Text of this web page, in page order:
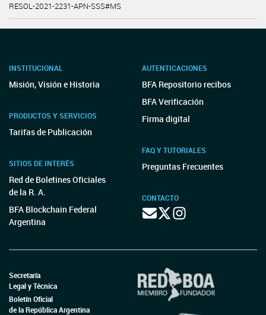
RESOL-2021-2231-APN-SSS#MS
INSTITUCIONAL
Misión, Visión e Historia
PRODUCTOS Y SERVICIOS
Tarifas de Publicación
SITIOS DE INTERÉS
Red de Boletines Oficiales
de la R. A.
BFA Blockchain Federal
Argentina
AUTENTICACIONES
BFA Repositorio recibos
BFA Verificación
Firma digital
FAQ Y TUTORIALES
Preguntas Frecuentes
CONTACTO
Secretaría
Legal y Técnica
Boletín Oficial
de la República Argentina